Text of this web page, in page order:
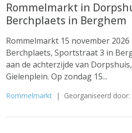
Rommelmarkt in
Berchplaets in Berghem
Rommelmarkt 15 november 2026
Berchplaets, Sportstraat 3 in
aan de achterzijde van
Gielenplein. Op zondag 15...
Rommelmarkt | Georganiseerd door: